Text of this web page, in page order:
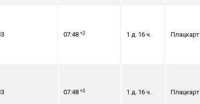
07:48 +2 1 д. 16 ч. Плацкарт
07:48 +2 1 д. 16 ч. Плацкарт